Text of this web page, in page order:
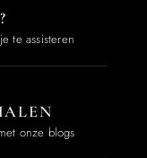
te assisteren
onze blogs